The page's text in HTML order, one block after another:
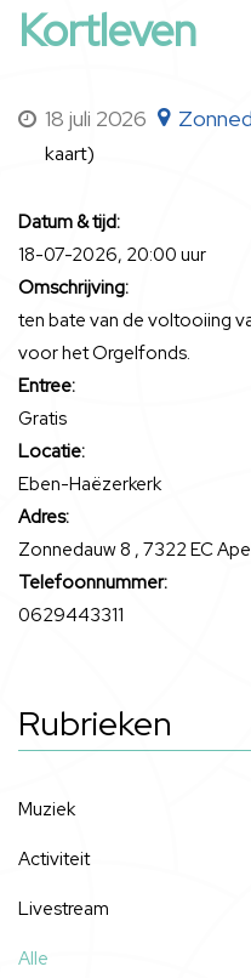
Kortleven
18 juli 2026
kaart)
Datum & tijd:
18-07-2026, 20:00 uur
Omschrijving:
ten bate van de voltooiing
voor het Orgelfonds.
Entree:
Gratis
Locatie:
Eben-Haëzerkerk
Adres:
Zonnedauw 8 , 7322 EC
Telefoonnummer:
0629443311
Rubrieken
Muziek
Activiteit
Livestream
Alle